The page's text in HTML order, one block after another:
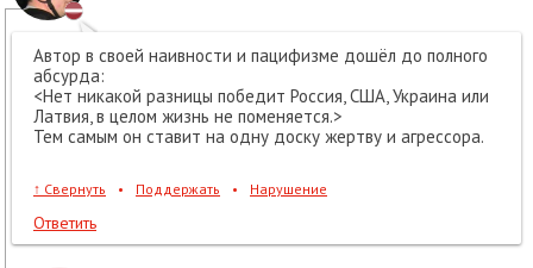
Автор в своей наивности и пацифизме дошёл до полного
абсурда:
<Нет никакой разницы победит Россия, США, Украина или
Латвия, в целом жизнь не поменяется.>
Тем самым он ставит на одну доску жертву и агрессора.
↑ Свернуть • Поддержать • Нарушение
Ответить